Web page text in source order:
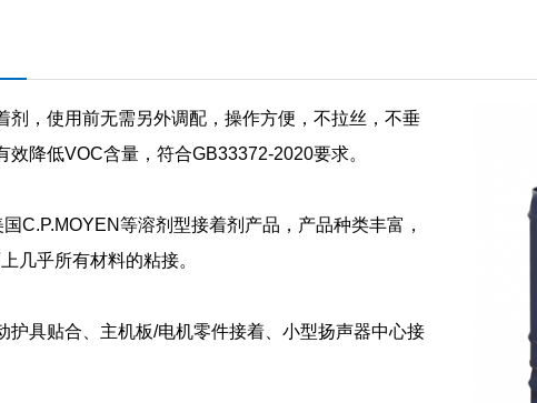
剂，使用前无需另外调配，操作方便，不拉丝，不垂
降低VOC含量，符合GB33372-2020要求。
C.P.MOYEN等溶剂型接着剂产品，产品种类丰富，
几乎所有材料的粘接。
护具贴合、主机板/电机零件接着、小型扬声器中心接